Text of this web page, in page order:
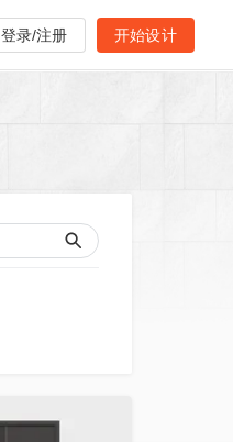
登录/注册 开始设计